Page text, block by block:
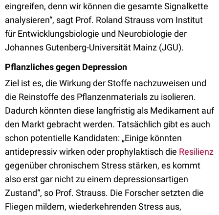
eingreifen, denn wir können die gesamte Signalkette
analysieren“, sagt Prof. Roland Strauss vom Institut
für Entwicklungsbiologie und Neurobiologie der
Johannes Gutenberg-Universität Mainz (JGU).
Pflanzliches gegen Depression
Ziel ist es, die Wirkung der Stoffe nachzuweisen und
die Reinstoffe des Pflanzenmaterials zu isolieren.
Dadurch könnten diese langfristig als Medikament auf
den Markt gebracht werden. Tatsächlich gibt es auch
schon potentielle Kandidaten: „Einige könnten
antidepressiv wirken oder prophylaktisch die Resilienz
gegenüber chronischem Stress stärken, es kommt
also erst gar nicht zu einem depressionsartigen
Zustand“, so Prof. Strauss. Die Forscher setzten die
Fliegen mildem, wiederkehrenden Stress aus,